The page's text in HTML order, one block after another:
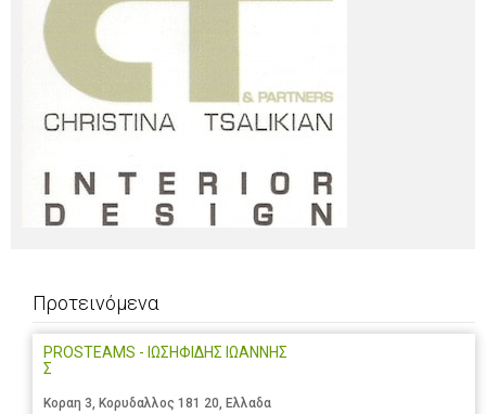
Προτεινόμενα
PROSTEAMS - ΙΩΣΗΦΙΔΗΣ ΙΩΑΝΝΗΣ
Σ
Κοραη 3, Κορυδαλλος 181 20, Ελλαδα